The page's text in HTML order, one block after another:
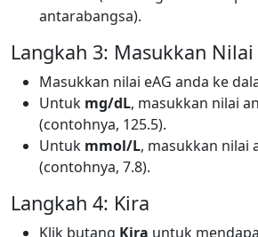
antarabangsa).
Langkah 3: Masukkan Nilai
Masukkan nilai eAG anda ke
Untuk mg/dL, masukkan nilai
(contohnya, 125.5).
Untuk mmol/L, masukkan nilai
(contohnya, 7.8).
Langkah 4: Kira
Klik butang Kira untuk